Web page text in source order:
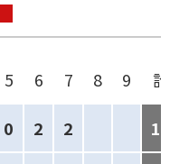
5 6 7 8 9 計
0 2 2 13